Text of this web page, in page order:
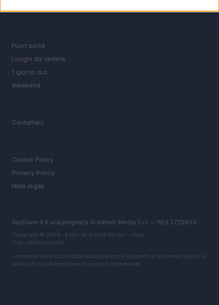
Fuori porta
Luoghi da vedere
1 giorno out
Weekend
Contattaci
Cookie Policy
Privacy Policy
Note legali
daytravel.it è una proprietà di AdHub Media S.r.l. — REA 2729933
Copyright © 2026 · Edito da AdHub Media — Italia
Tutti i diritti riservati
I contenuti sono curati dalla redazione con il supporto di strumenti digitali e
realizzati in collaborazione con autori indipendenti.